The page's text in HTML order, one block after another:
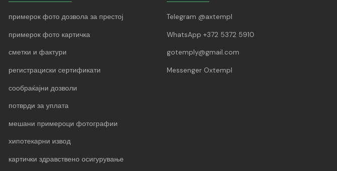
примерок фото дозвола за престој
примерок фото картичка
сметки и фактури
регистрациски сертификати
сообраќајни дозволи
потврди за уплата
мешани примероци фотографии
хипотекарни извод
картички здравствено осигурување
Telegram @axtempl
WhatsApp +372 5372 5910
gotemply@gmail.com
Messenger Oxtempl